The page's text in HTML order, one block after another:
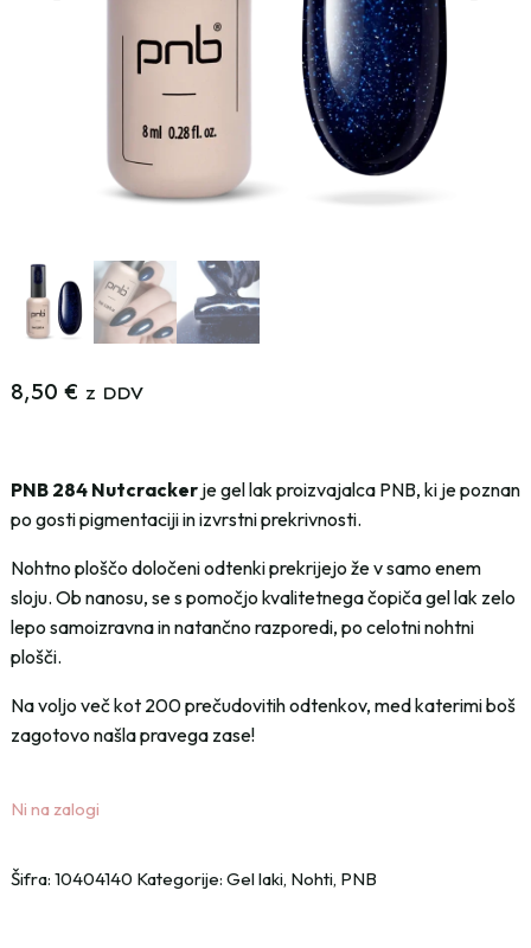
8,50 € z DDV
PNB 284 Nutcrackerje gel lak proizvajalca PNB, ki je poznan
po gosti pigmentaciji in izvrstni prekrivnosti.
Nohtno ploščo določeni odtenki prekrijejo že v samo enem
sloju. Ob nanosu, se s pomočjo kvalitetnega čopiča gel lak zelo
lepo samoizravna in natančno razporedi, po celotni nohtni
plošči.
Na voljo več kot 200 prečudovitih odtenkov, med katerimi boš
zagotovo našla pravega zase!
Ni na zalogi
Šifra: 10404140 Kategorije: Gel laki, Nohti, PNB